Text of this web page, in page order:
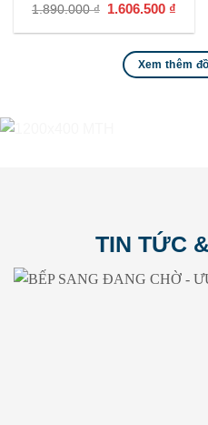
1.890.000₫
Giá
là:
1.606.500 ₫
tại
Xem thêm
TIN TỨC